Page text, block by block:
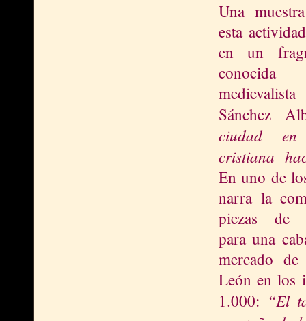
Una
esta
en un
Sánchez
ciudad
cristiana
En uno de
narra la
piezas de
para una
mercado
León en los
1.000: “El